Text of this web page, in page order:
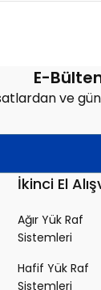
E-
ve
İkinci El
Ağır Yük Raf
Sistemleri
Hafif Yük Raf
Sistemleri